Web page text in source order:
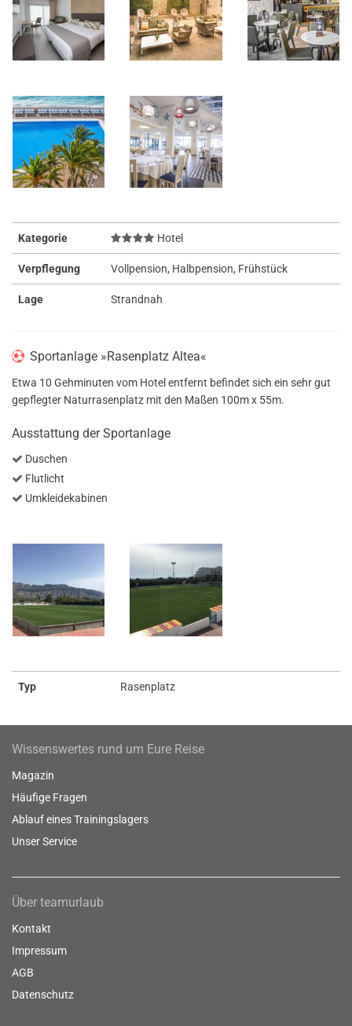
Kategorie Hotel
Verpflegung Vollpension, Halbpension, Frühstück
Lage Strandnah
Sportanlage »Rasenplatz Altea«
Etwa 10 Gehminuten vom Hotel entfernt befindet sich ein sehr gut
gepflegter Naturrasenplatz mit den Maßen 100m x 55m.
Ausstattung der Sportanlage
Duschen
Flutlicht
Umkleidekabinen
Typ Rasenplatz
Wissenswertes rund um Eure Reise
Magazin
Häufige Fragen
Ablauf eines Trainingslagers
Unser Service
Über teamurlaub
Kontakt
Impressum
AGB
Datenschutz